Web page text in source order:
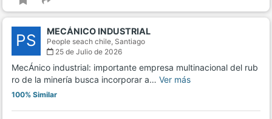
PS MECÁNICO INDUSTRIAL
People seach chile, Santiago
25 de Julio de 2026
MecÁnico industrial: importante empresa multinacional del rub
ro de la minería busca incorporar a… Ver más
100% Similar